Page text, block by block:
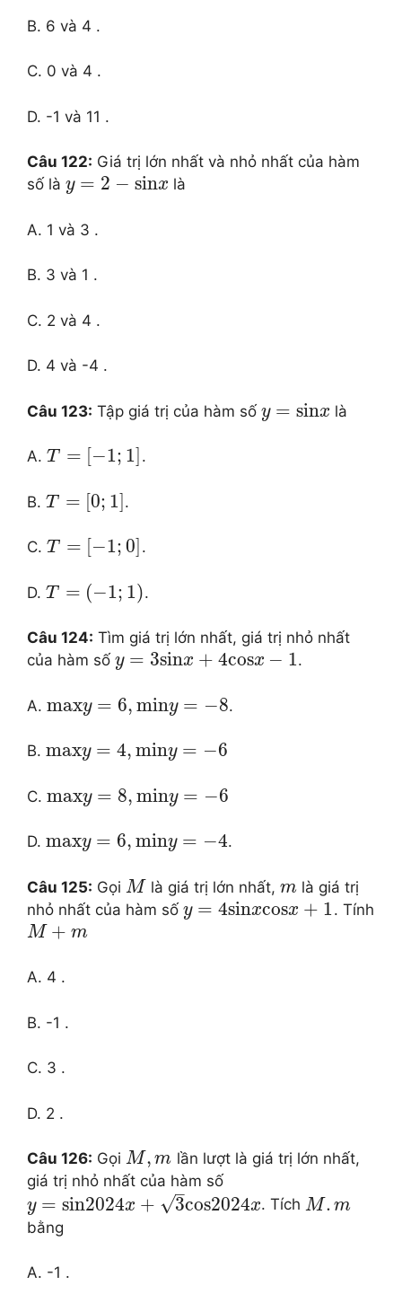
B. 6 và 4 .
C. 0 và 4 .
D. -1 và 11 .
Câu 122: Giá trị lớn nhất và nhỏ nhất của hàm
số là y = 2 − sinx là
A. 1 và 3 .
B. 3 và 1 .
C. 2 và 4 .
D. 4 và -4 .
Câu 123: Tập giá trị của hàm số y = sinx là
A. T = −1; 1 .
B. T = [0; 1] .
C. T = −1; 0 .
D. T = (−1; 1).
Câu 124: Tìm giá trị lớn nhất, giá trị nhỏ nhất
của hàm số y = 3sinx + 4cosx − 1.
A. maxy = 6, miny = −8.
B. maxy = 4, miny = −6
C. maxy = 8, miny = −6
D. maxy = 6, miny = −4.
Câu 125: Gọi M là giá trị lớn nhất,m là giá trị
nhỏ nhất của hàm số y = 4sinxcosx + 1. Tính
M + m
A. 4 .
B. -1 .
C. 3 .
D. 2 .
Câu 126: Gọi M, m lần lượt là giá trị lớn nhất,
giá trị nhỏ nhất của hàm số
y = sin2024x + 3
–
√ cos2024x. Tích M. m
bằng
A. -1 .